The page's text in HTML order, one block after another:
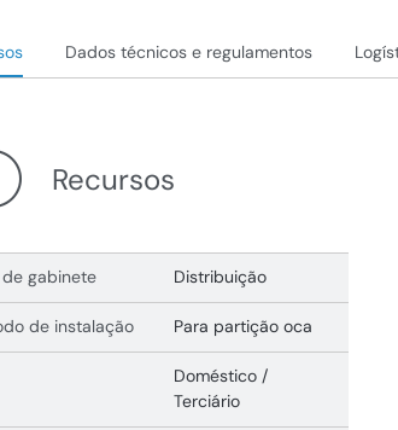
Dados técnicos e regulamentos
Recursos
gabinete Distribuição
de instalação Para partição oca
Doméstico /
Terciário